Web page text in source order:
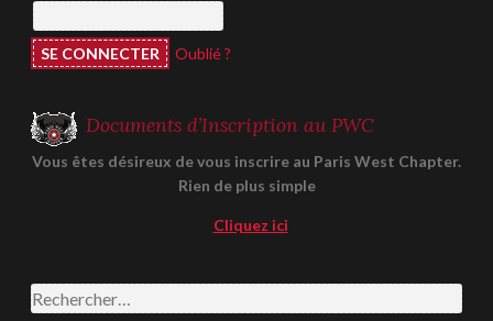
Oublié ?
Documents d’Inscription au PWC
Vous êtes désireux de vous inscrire au Paris West Chapter.
Rien de plus simple
Cliquez ici
Rechercher :